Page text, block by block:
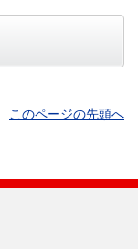
このページの先頭へ